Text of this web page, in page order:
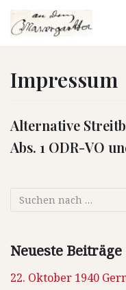
Zum
Inhalt
Impressum
Alternative
Abs. 1 ODR-VO
Neueste Beiträge
22. Oktober 1940